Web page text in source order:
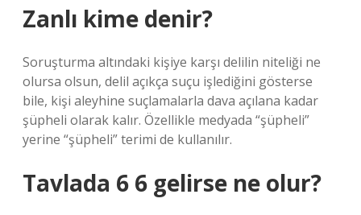
Zanlı kime denir?
Soruşturma altındaki kişiye karşı delilin niteliği ne
olursa olsun, delil açıkça suçu işlediğini gösterse
bile, kişi aleyhine suçlamalarla dava açılana kadar
şüpheli olarak kalır. Özellikle medyada “şüpheli”
yerine “şüpheli” terimi de kullanılır.
Tavlada 6 6 gelirse ne olur?